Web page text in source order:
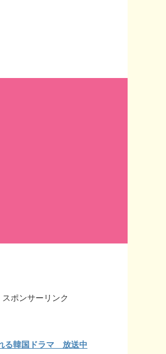
スポンサーリンク
る韓国ドラマ 放送中